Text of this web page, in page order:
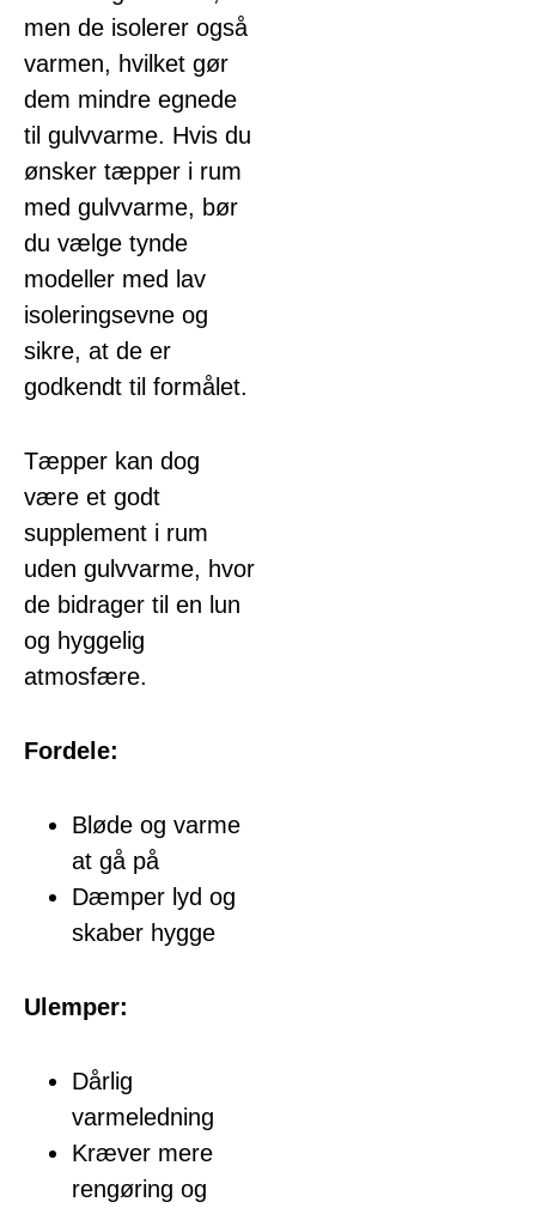
men de isolerer også
varmen, hvilket gør
dem mindre egnede
til gulvvarme. Hvis du
ønsker tæpper i rum
med gulvvarme, bør
du vælge tynde
modeller med lav
isoleringsevne og
sikre, at de er
godkendt til formålet.
Tæpper kan dog
være et godt
supplement i rum
uden gulvvarme, hvor
de bidrager til en lun
og hyggelig
atmosfære.
Fordele:
Bløde og varme
at gå på
Dæmper lyd og
skaber hygge
Ulemper:
Dårlig
varmeledning
Kræver mere
rengøring og